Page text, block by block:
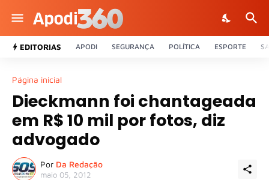
EDITORIAS APODI SEGURANÇA POLÍTICA ESPORTE
Página inicial
Dieckmann foi chantageada
em R$ 10 mil por fotos, diz
advogado
Por Da Redação
maio 05, 2012